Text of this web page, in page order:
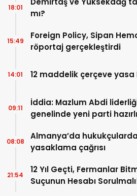
mı?
18:01
Foreign Policy, Sipan
röportaj gerçekleştirdi
15:49
12 maddelik çerçeve yasa
14:01
İddia: Mazlum Abdi
genelinde yeni parti
09:11
Almanya’da
yasaklama çağrısı
08:08
12 Yıl Geçti, Fermanlar
Suçunun Hesabı
21:54